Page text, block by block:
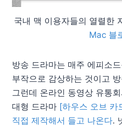
국내 맥 이용자들의 열렬한
Mac 블
방송 드라마는 매주 에피소
부작으로 감상하는 것이고
그런데 온라인 동영상 유통
대형 드라마 [하우스 오브
직접 제작해서 들고 나온다.